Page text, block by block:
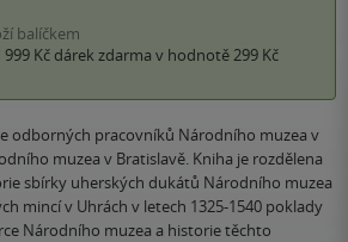
balíčkem
Kč dárek zdarma v hodnotě 299 Kč
odborných pracovníků Národního muzea v
muzea v Bratislavě. Kniha je rozdělena
sbírky uherských dukátů Národního muzea
mincí v Uhrách v letech 1325-1540 poklady
Národního muzea a historie těchto